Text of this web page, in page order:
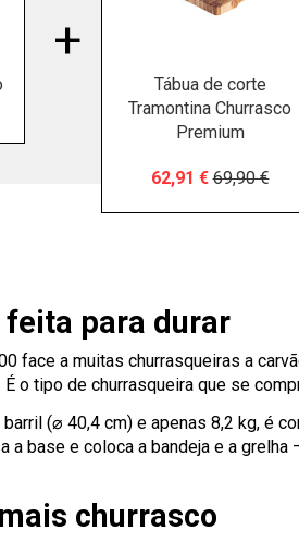
Tábua de corte
Tramontina Churrasco
Premium
62,91 € 69,90 €
para durar
face a muitas churrasqueiras a
o tipo de churrasqueira que se
(⌀ 40,4 cm) e apenas 8,2 kg, é
a base e coloca a bandeja e a
churrasco